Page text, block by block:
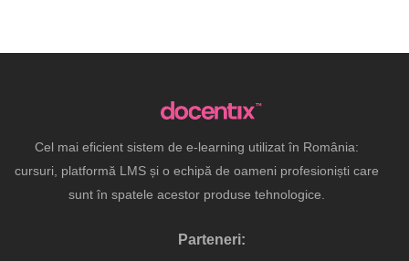
Cel mai eficient sistem de e-learning utilizat în România:
cursuri, platformă LMS și o echipă de oameni profesioniști care
sunt în spatele acestor produse tehnologice.
Parteneri: